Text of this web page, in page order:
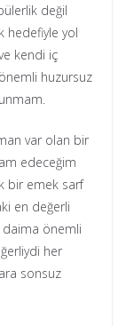
değil
hedefiyle yol
kendi iç
huzursuz
var olan bir
edeceğim
bir emek sarf
en değerli
daima önemli
her
sonsuz